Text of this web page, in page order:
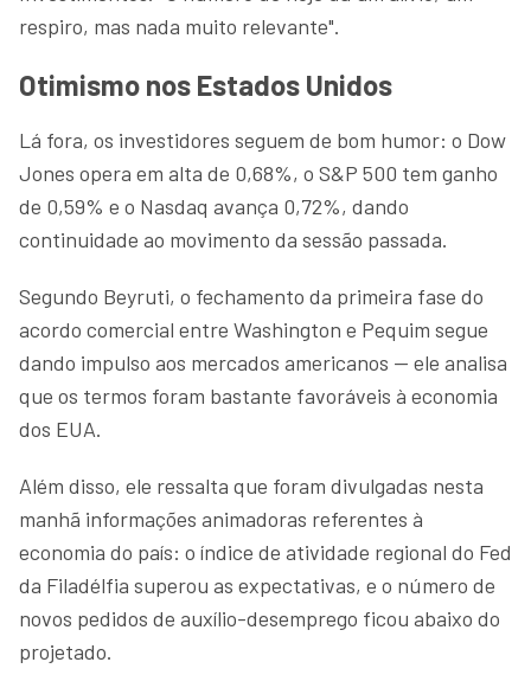
respiro, mas nada muito relevante".
Otimismo nos Estados Unidos
Lá fora, os investidores seguem de bom humor: o Dow
Jones opera em alta de 0,68%, o S&P 500 tem ganho
de 0,59% e o Nasdaq avança 0,72%, dando
continuidade ao movimento da sessão passada.
Segundo Beyruti, o fechamento da primeira fase do
acordo comercial entre Washington e Pequim segue
dando impulso aos mercados americanos — ele analisa
que os termos foram bastante favoráveis à economia
dos EUA.
Além disso, ele ressalta que foram divulgadas nesta
manhã informações animadoras referentes à
economia do país: o índice de atividade regional do Fed
da Filadélfia superou as expectativas, e o número de
novos pedidos de auxílio-desemprego ficou abaixo do
projetado.